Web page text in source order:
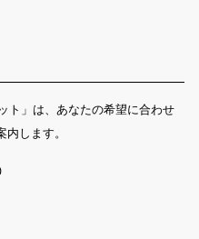
ト」は、あなたの希望に合わせ
します。